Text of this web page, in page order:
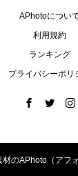
APhotoについ
利用規約
ランキング
プライバシーポリ
材のAPhoto（アフ